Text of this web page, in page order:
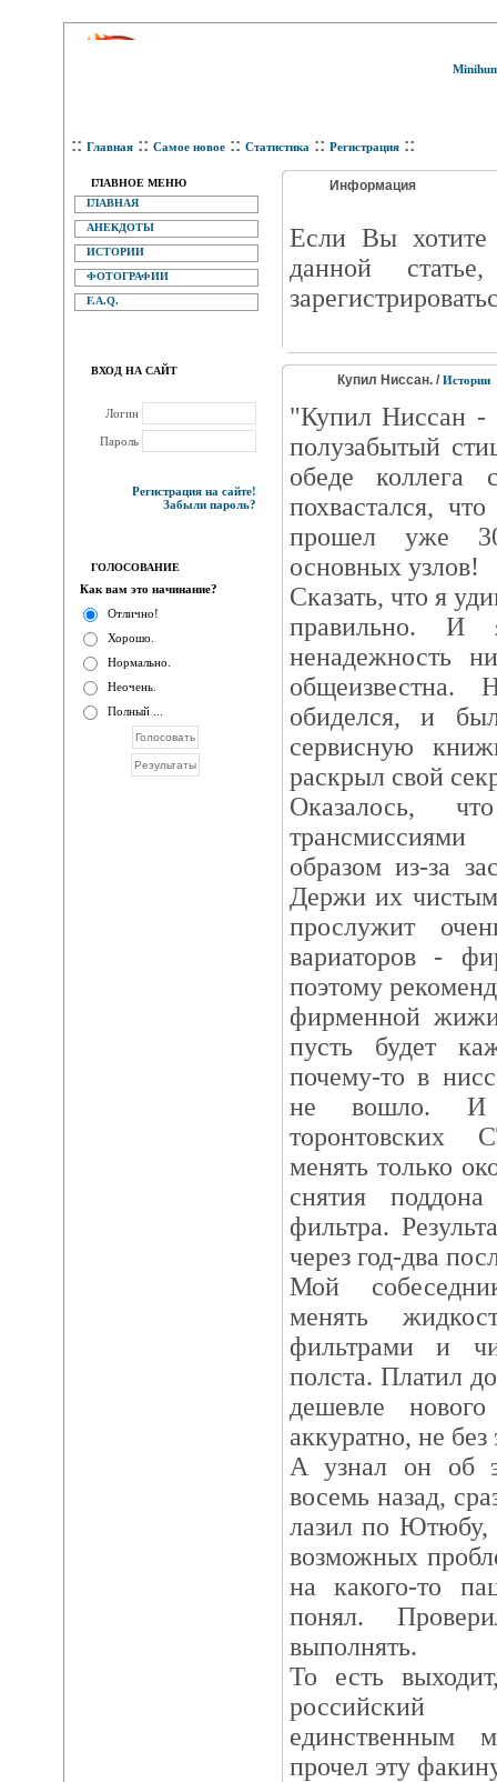
:: Главная :: Самое новое :: Статистика :: Регистрация ::
ГЛАВНОЕ МЕНЮ
ГЛАВНАЯ
АНЕКДОТЫ
ИСТОРИИ
ФОТОГРАФИИ
F.A.Q.
ВХОД НА САЙТ
Логин
Пароль
Регистрация на сайте!
Забыли пароль?
ГОЛОСОВАНИЕ
Как вам это начинание?
Отлично!
Хорошо.
Нормально.
Неочень.
Полный ...
Информация
Eсли Вы хотите
данной
Купил Ниссан. / Истории
"Купил Ниссан -
полузабытый
обеде
похвастался,
прошел уже
основных узлов!
Сказать, что я
правильно. И
ненадежность
общеизвестна.
обиделся, и
сервисную
раскрыл свой
Оказалось,
образом из-за
Держи их
прослужит
вариаторов -
поэтому
фирменной
пусть будет
почему-то в
не вошло. И
торонтовских
менять только
снятия
фильтра.
через год-два
Мой
менять
фильтрами и
полста. Платил
дешевле
аккуратно, не без
А узнал он об
восемь назад,
лазил по Ютюбу,
возможных
на какого-то
понял.
выполнять.
То есть
российский
единственным
прочел эту